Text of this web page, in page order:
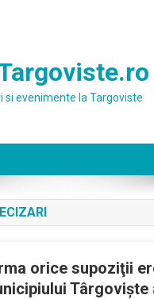
si evenimente la Targoviste
orice supoziţii
Târgovişte